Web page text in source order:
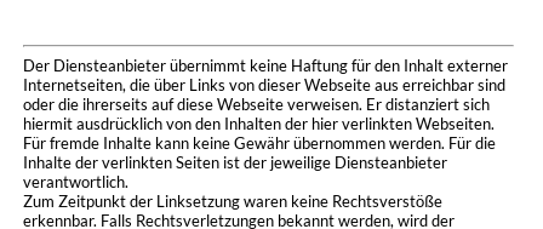
Der Diensteanbieter übernimmt keine Haftung für den Inhalt externer
Internetseiten, die über Links von dieser Webseite aus erreichbar sind
oder die ihrerseits auf diese Webseite verweisen. Er distanziert sich
hiermit ausdrücklich von den Inhalten der hier verlinkten Webseiten.
Für fremde Inhalte kann keine Gewähr übernommen werden. Für die
Inhalte der verlinkten Seiten ist der jeweilige Diensteanbieter
verantwortlich.
Zum Zeitpunkt der Linksetzung waren keine Rechtsverstöße
erkennbar. Falls Rechtsverletzungen bekannt werden, wird der